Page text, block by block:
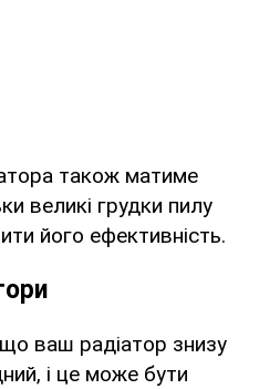
також матиме
великі грудки пилу
його ефективність.
ваш радіатор знизу
і це може бути